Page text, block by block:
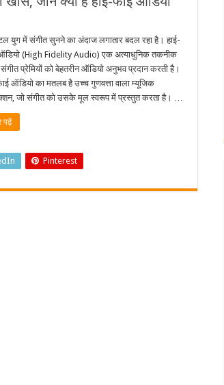
युग में संगीत सुनने का अंदाज लगातार बदल रहा है। हाई-
(High Fidelity Audio) एक अत्याधुनिक तकनीक
प्रेमियों को बेहतरीन ऑडियो अनुभव प्रदान करती है।
ऑडियो का मतलब है उच्च गुणवत्ता वाला म्यूजिक
जो संगीत को उसके मूल स्वरूप में प्रस्तुत करता है। …
पढ़ें
Pinterest